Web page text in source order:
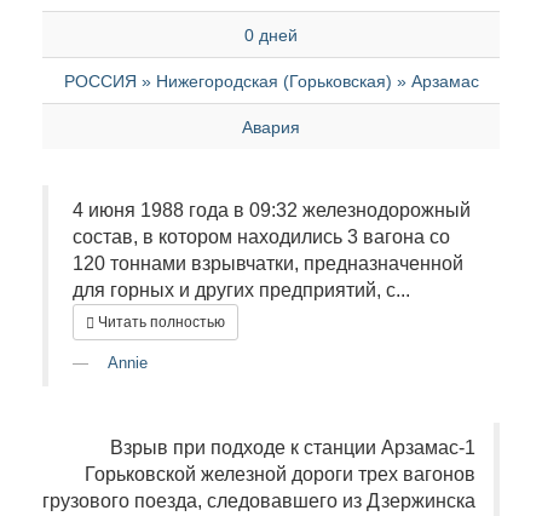
0 дней
РОССИЯ » Нижегородская (Горьковская) » Арзамас
Авария
4 июня 1988 года в 09:32 железнодорожный
состав, в котором находились 3 вагона со
120 тоннами взрывчатки, предназначенной
для горных и других предприятий, с...
Читать полностью
Annie
Взрыв при подходе к станции Арзамас-1
Горьковской железной дороги трех вагонов
грузового поезда, следовавшего из Дзержинска